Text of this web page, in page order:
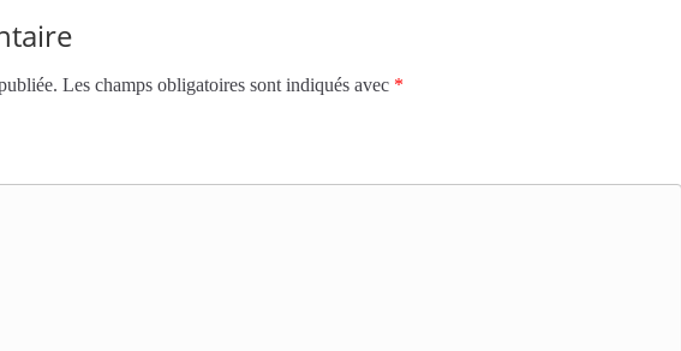
Les champs obligatoires sont indiqués avec *